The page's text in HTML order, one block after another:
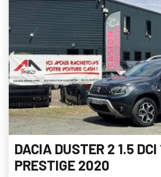
DACIA DUSTER 2 1.5
PRESTIGE 2020